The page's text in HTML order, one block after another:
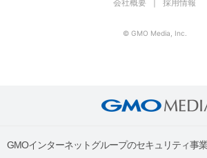
会社概要 採用情報
© GMO Media, Inc.
GMOインターネットグループのセキュリティ事